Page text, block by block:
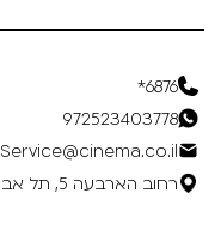
6876*
972523403778
Service@cinema.co.il
רחוב הארבעה 5, תל אביב